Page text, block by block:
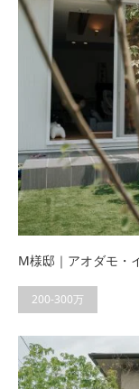
M様邸｜アオダモ・
200-300万